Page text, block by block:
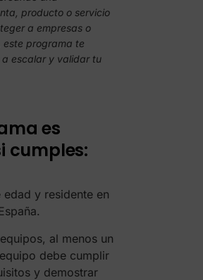
producto o servicio
a empresas o
este programa te
escalar y validar tu
es
cumples:
edad y residente en
al menos un
debe cumplir
y demostrar